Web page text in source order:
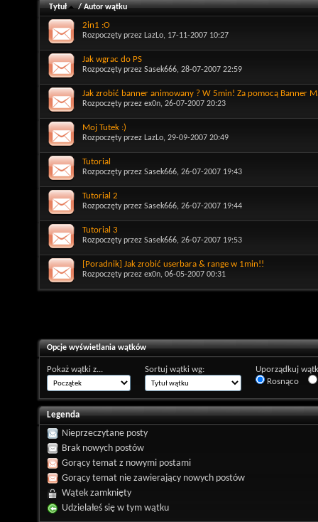
Tytuł /Autor wątku
2in1 :O
Rozpoczęty przez LazLo, 17-11-2007 10:27
Jak wgrac do PS
Rozpoczęty przez Sasek666, 28-07-2007 22:59
Jak zrobić banner animowany ? W 5min! Za pomocą Banner
Rozpoczęty przez ex0n, 26-07-2007 20:23
Moj Tutek :)
Rozpoczęty przez LazLo, 29-09-2007 20:49
Tutorial
Rozpoczęty przez Sasek666, 26-07-2007 19:43
Tutorial 2
Rozpoczęty przez Sasek666, 26-07-2007 19:44
Tutorial 3
Rozpoczęty przez Sasek666, 26-07-2007 19:53
[Poradnik] Jak zrobić userbara & range w 1min!!
Rozpoczęty przez ex0n, 06-05-2007 00:31
Opcje wyświetlania wątków
Pokaż wątki z... Sortuj wątki wg:
Uporządkuj
Rosnąco
Legenda
Nieprzeczytane posty
Brak nowych postów
Gorący temat z nowymi postami
Gorący temat nie zawierający nowych postów
Wątek zamknięty
Udzielałeś się w tym wątku